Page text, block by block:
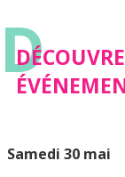
D
Samedi 30 mai